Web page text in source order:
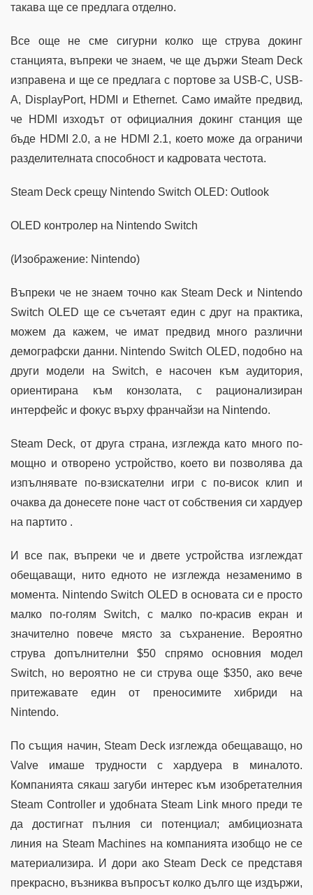
такава ще се предлага отделно.
Все още не сме сигурни колко ще струва докинг
станцията, въпреки че знаем, че ще държи Steam Deck
изправена и ще се предлага с портове за USB-C, USB-
A, DisplayPort, HDMI и Ethernet. Само имайте предвид,
че HDMI изходът от официалния докинг станция ще
бъде HDMI 2.0, а не HDMI 2.1, което може да ограничи
разделителната способност и кадровата честота.
Steam Deck срещу Nintendo Switch OLED: Outlook
OLED контролер на Nintendo Switch
(Изображение: Nintendo)
Въпреки че не знаем точно как Steam Deck и Nintendo
Switch OLED ще се съчетаят един с друг на практика,
можем да кажем, че имат предвид много различни
демографски данни. Nintendo Switch OLED, подобно на
други модели на Switch, е насочен към аудитория,
ориентирана към конзолата, с рационализиран
интерфейс и фокус върху франчайзи на Nintendo.
Steam Deck, от друга страна, изглежда като много по-
мощно и отворено устройство, което ви позволява да
изпълнявате по-взискателни игри с по-висок клип и
очаква да донесете поне част от собствения си хардуер
на партито .
И все пак, въпреки че и двете устройства изглеждат
обещаващи, нито едното не изглежда незаменимо в
момента. Nintendo Switch OLED в основата си е просто
малко по-голям Switch, с малко по-красив екран и
значително повече място за съхранение. Вероятно
струва допълнителни $50 спрямо основния модел
Switch, но вероятно не си струва още $350, ако вече
притежавате един от преносимите хибриди на
Nintendo.
По същия начин, Steam Deck изглежда обещаващо, но
Valve имаше трудности с хардуера в миналото.
Компанията сякаш загуби интерес към изобретателния
Steam Controller и удобната Steam Link много преди те
да достигнат пълния си потенциал; амбициозната
линия на Steam Machines на компанията изобщо не се
материализира. И дори ако Steam Deck се представя
прекрасно, възниква въпросът колко дълго ще издържи,